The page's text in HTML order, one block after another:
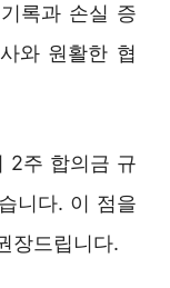
록과 손실 증
와 원활한 협
2주 합의금 규
니다. 이 점을
장드립니다.